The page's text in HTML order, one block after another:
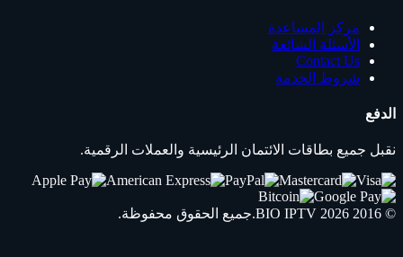
مركز المساعدة
الأسئلة الشائعة
Contact Us
شروط الخدمة
الدفع
نقبل جميع بطاقات الائتمان الرئيسية والعملات الرقمية.
© 2016 2026
BIO IPTV .جميع الحقوق محفوظة.